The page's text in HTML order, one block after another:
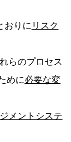
おりに リスク
らのプロセス
めに必要な変
メントシステ